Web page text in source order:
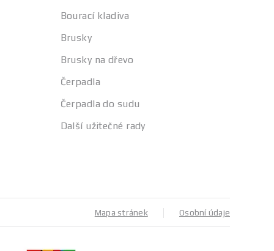
Bourací kladiva
Brusky
Brusky na dřevo
Čerpadla
Čerpadla do sudu
Další užitečné rady
Mapa stránek Osobní údaje